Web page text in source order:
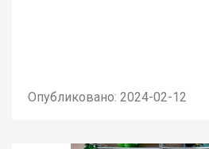
Опубликовано: 2024-02-12